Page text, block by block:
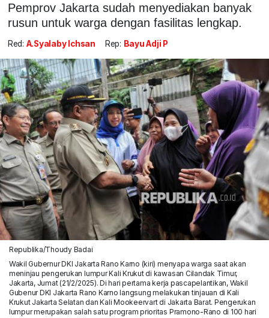
Pemprov Jakarta sudah menyediakan banyak
rusun untuk warga dengan fasilitas lengkap.
Red: A.Syalaby Ichsan Rep: Bayu Adji P
Republika/Thoudy Badai
Wakil Gubernur DKI Jakarta Rano Karno (kiri) menyapa warga saat akan
meninjau pengerukan lumpur Kali Krukut di kawasan Cilandak Timur,
Jakarta, Jumat (21/2/2025). Di hari pertama kerja pascapelantikan, Wakil
Gubenur DKI Jakarta Rano Karno langsung melakukan tinjauan di Kali
Krukut Jakarta Selatan dan Kali Mookeervart di Jakarta Barat. Pengerukan
lumpur merupakan salah satu program prioritas Pramono-Rano di 100 hari